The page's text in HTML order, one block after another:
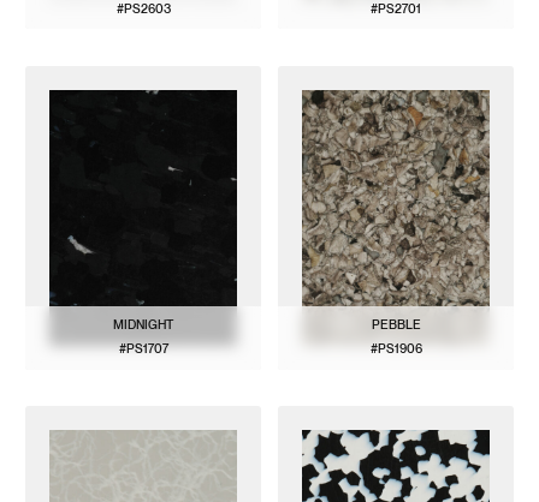
#PS2603
#PS2701
MIDNIGHT
#PS1707
PEBBLE
#PS1906